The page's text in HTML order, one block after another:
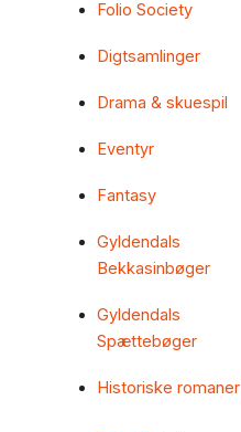
Folio Society
Digtsamlinger
Drama & skuespil
Eventyr
Fantasy
Gyldendals
Bekkasinbøger
Gyldendals
Spættebøger
Historiske romaner